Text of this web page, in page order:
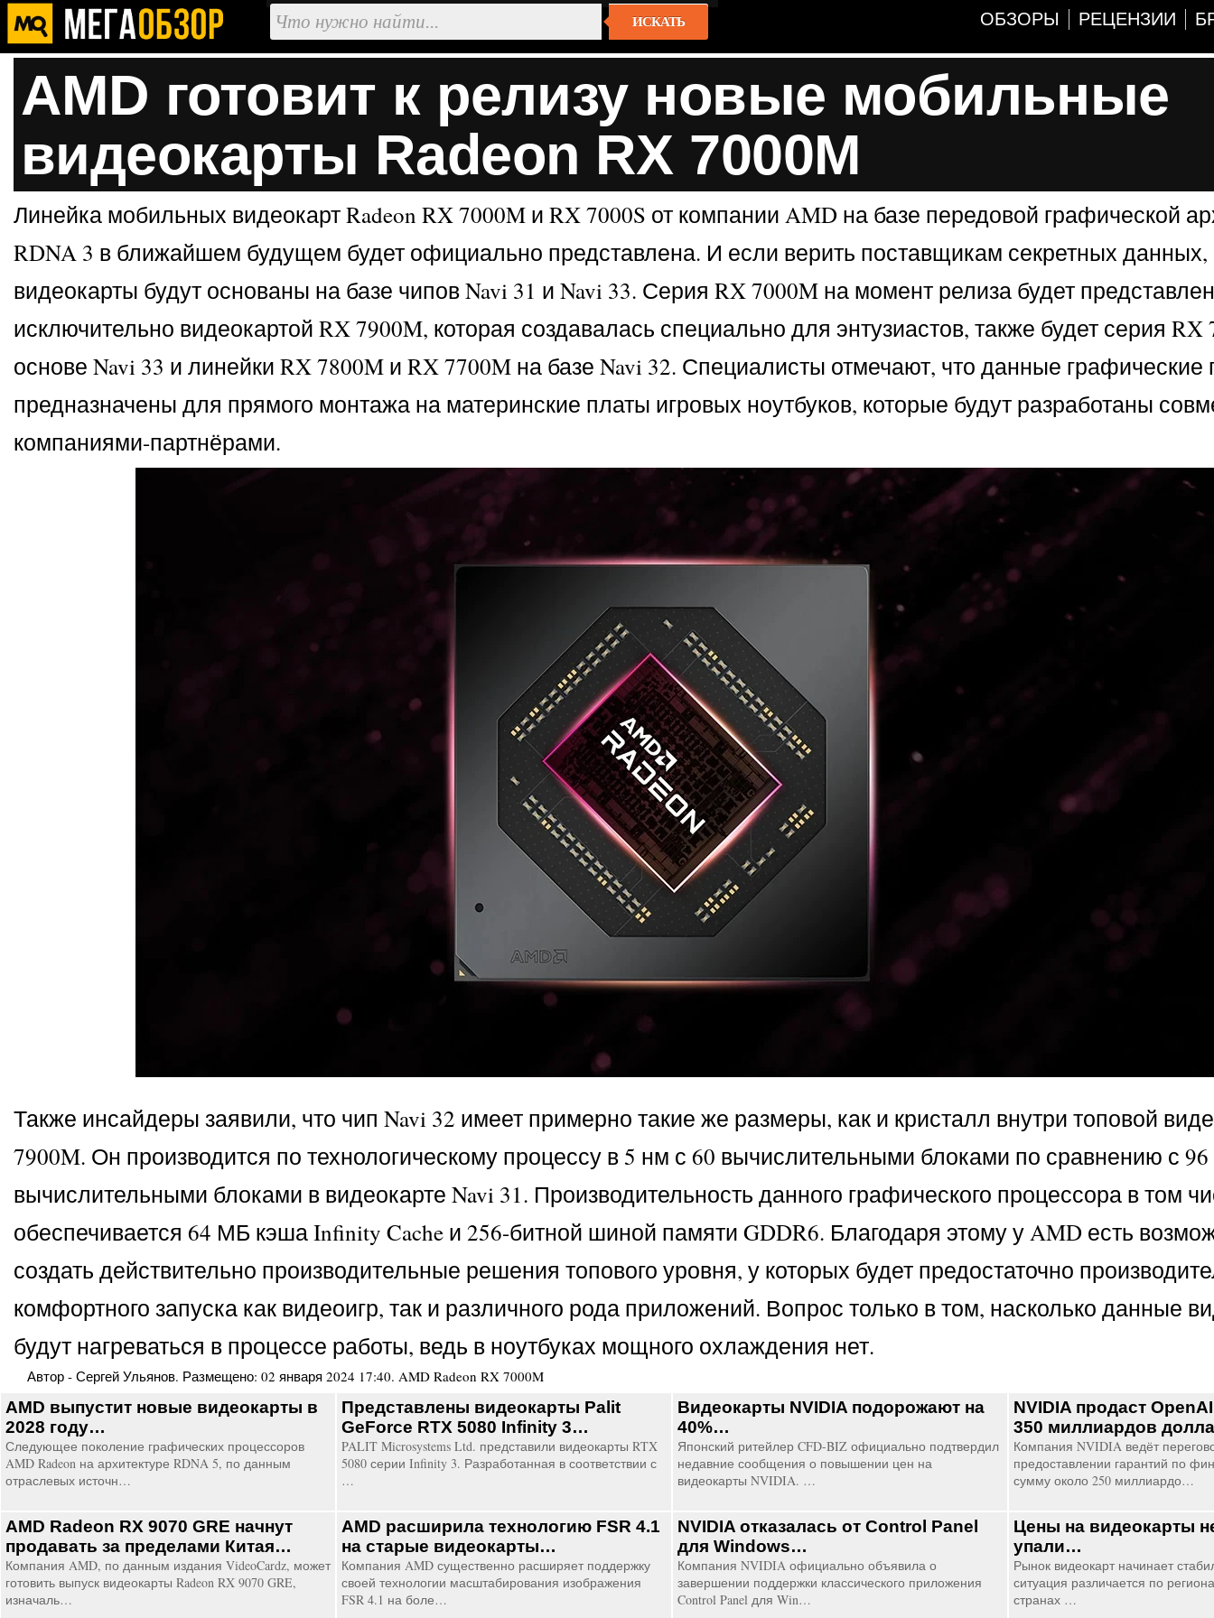
ИСКАТЬ ОБЗОРЫ РЕЦЕНЗИИ
AMD готовит к релизу новые мобильные
видеокарты Radeon RX 7000M
Линейка мобильных видеокарт Radeon RX 7000M и RX 7000S от компании AMD на базе передовой графической
RDNA 3 в ближайшем будущем будет официально представлена. И если верить поставщикам секретных
видеокарты будут основаны на базе чипов Navi 31 и Navi 33. Серия RX 7000M на момент релиза будет
исключительно видеокартой RX 7900M, которая создавалась специально для энтузиастов, также будет серия RX
основе Navi 33 и линейки RX 7800M и RX 7700M на базе Navi 32. Специалисты отмечают, что данные
предназначены для прямого монтажа на материнские платы игровых ноутбуков, которые будут разработаны
компаниями-партнёрами.
Также инсайдеры заявили, что чип Navi 32 имеет примерно такие же размеры, как и кристалл внутри топовой
7900M. Он производится по технологическому процессу в 5 нм с 60 вычислительными блоками по сравнению с 96
вычислительными блоками в видеокарте Navi 31. Производительность данного графического процессора в том
обеспечивается 64 МБ кэша Infinity Cache и 256-битной шиной памяти GDDR6. Благодаря этому у AMD есть
создать действительно производительные решения топового уровня, у которых будет предостаточно
комфортного запуска как видеоигр, так и различного рода приложений. Вопрос только в том, насколько данные
будут нагреваться в процессе работы, ведь в ноутбуках мощного охлаждения нет.
Автор - Сергей Ульянов. Размещено: 02 января 2024 17:40. AMD Radeon RX 7000M
AMD выпустит новые видеокарты в
2028 году…
Следующее поколение графических процессоров
AMD Radeon на архитектуре RDNA 5, по данным
отраслевых источн…
Представлены видеокарты Palit
GeForce RTX 5080 Infinity 3…
PALIT Microsystems Ltd. представили видеокарты RTX
5080 серии Infinity 3. Разработанная в соответствии с
…
Видеокарты NVIDIA подорожают на
40%…
Японский ритейлер CFD-BIZ официально подтвердил
недавние сообщения о повышении цен на
видеокарты NVIDIA. …
NVIDIA продаст
350 миллиардов
Компания NVIDIA ведёт
предоставлении гарантий по
сумму около 250 миллиардо…
AMD Radeon RX 9070 GRE начнут
продавать за пределами Китая…
Компания AMD, по данным издания VideoCardz, может
готовить выпуск видеокарты Radeon RX 9070 GRE,
изначаль…
AMD расширила технологию FSR 4.1
на старые видеокарты…
Компания AMD существенно расширяет поддержку
своей технологии масштабирования изображения
FSR 4.1 на боле…
NVIDIA отказалась от Control Panel
для Windows…
Компания NVIDIA официально объявила о
завершении поддержки классического приложения
Control Panel для Win…
Цены на видеокарты
упали…
Рынок видеокарт начинает
ситуация различается по
странах …